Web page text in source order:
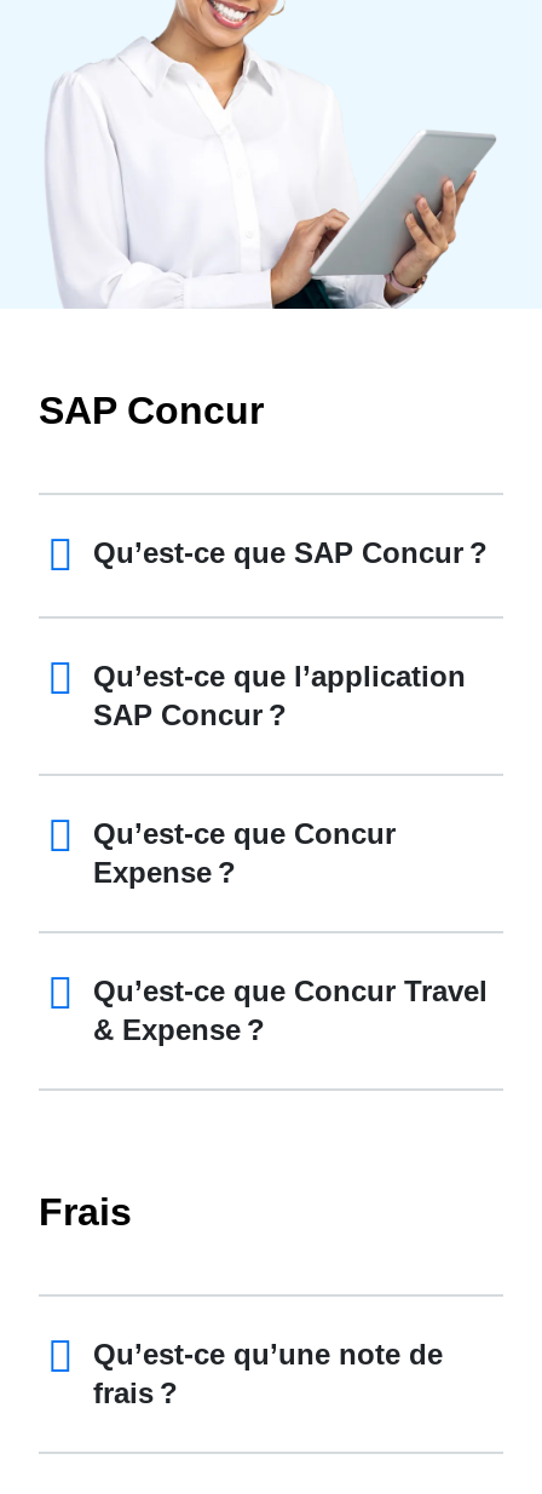
SAP Concur
Qu’est-ce que SAP Concur ?
Qu’est-ce que l’application
SAP Concur ?
Qu’est-ce que Concur
Expense ?
Qu’est-ce que Concur Travel
& Expense ?
Frais
Qu’est-ce qu’une note de
frais ?